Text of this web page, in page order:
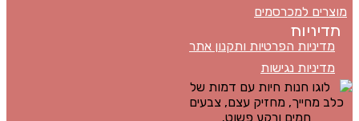
מוצרים למכרסמים
מדיניות
מדיניות הפרטיות ותקנון אתר
מדיניות נגישות